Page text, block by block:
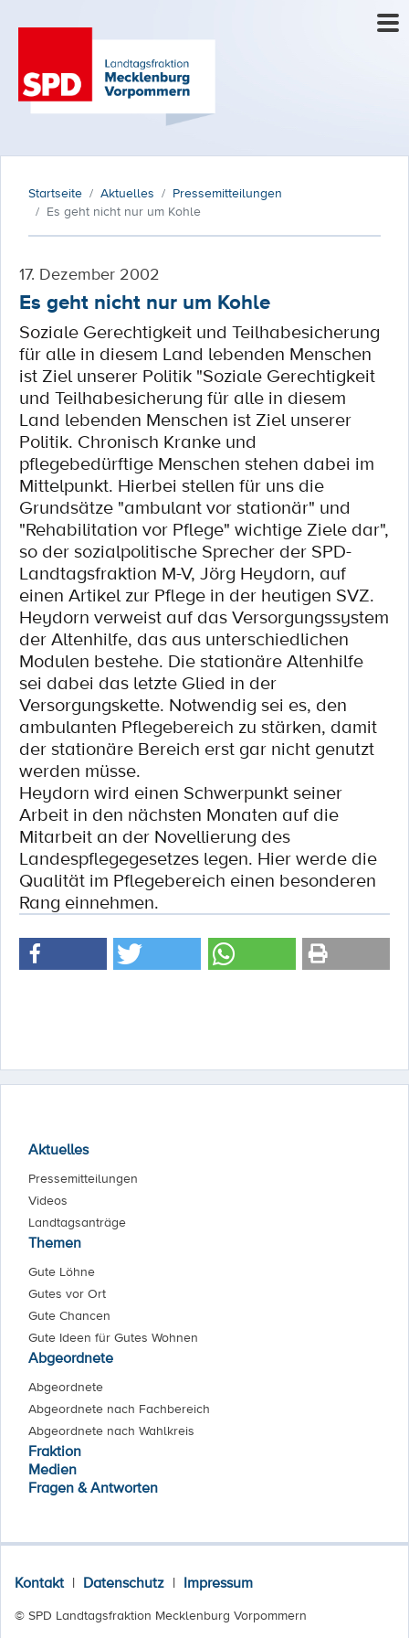
Startseite Aktuelles
Pressemitteilungen
Es geht nicht nur um Kohle
17. Dezember 2002
Es geht nicht nur um Kohle
Soziale Gerechtigkeit und Teilhabesicherung
für alle in diesem Land lebenden Menschen
ist Ziel unserer Politik "Soziale Gerechtigkeit
und Teilhabesicherung für alle in diesem
Land lebenden Menschen ist Ziel unserer
Politik. Chronisch Kranke und
pflegebedürftige Menschen stehen dabei im
Mittelpunkt. Hierbei stellen für uns die
Grundsätze "ambulant vor stationär" und
"Rehabilitation vor Pflege" wichtige Ziele dar",
so der sozialpolitische Sprecher der SPD-
Landtagsfraktion M-V, Jörg Heydorn, auf
einen Artikel zur Pflege in der heutigen SVZ.
Heydorn verweist auf das Versorgungssystem
der Altenhilfe, das aus unterschiedlichen
Modulen bestehe. Die stationäre Altenhilfe
sei dabei das letzte Glied in der
Versorgungskette. Notwendig sei es, den
ambulanten Pflegebereich zu stärken, damit
der stationäre Bereich erst gar nicht genutzt
werden müsse.
Heydorn wird einen Schwerpunkt seiner
Arbeit in den nächsten Monaten auf die
Mitarbeit an der Novellierung des
Landespflegegesetzes legen. Hier werde die
Qualität im Pflegebereich einen besonderen
Rang einnehmen.
Aktuelles
Pressemitteilungen
Videos
Landtagsanträge
Themen
Gute Löhne
Gutes vor Ort
Gute Chancen
Gute Ideen für Gutes Wohnen
Abgeordnete
Abgeordnete
Abgeordnete nach Fachbereich
Abgeordnete nach Wahlkreis
Fraktion
Medien
Fragen & Antworten
Kontakt | Datenschutz | Impressum
© SPD Landtagsfraktion Mecklenburg Vorpommern